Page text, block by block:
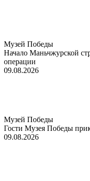
Музей Победы
Начало Маньчжурской
операции
09.08.2026
Музей Победы
Гости Музея Победы
09.08.2026